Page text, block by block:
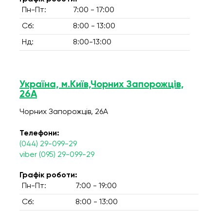
Пн-Пт:
7:00 - 17:00
Сб: 8:00 - 13:00
Нд: 8:00-13:00
Україна, м.Київ,Чорних Запорожців,
26А
Чорних Запорожців, 26А
Телефони:
(044) 29-099-29
viber (095) 29-099-29
Графік роботи:
Пн-Пт:
7:00 - 19:00
Сб: 8:00 - 13:00